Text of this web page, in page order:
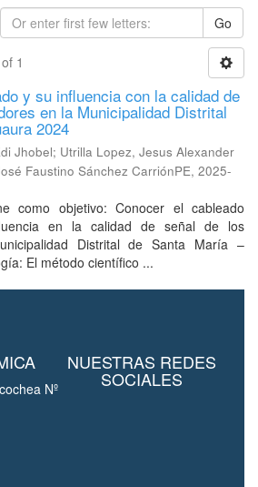
Go
1
y su influencia con la calidad de
en la Municipalidad Distrital
2024
Jhobel; Utrilla Lopez, Jesus Alexander
Faustino Sánchez CarriónPE, 2025-
como objetivo: Conocer el cableado
en la calidad de señal de los
Distrital de Santa María –
El método científico ...
Nº
NUESTRAS REDES
SOCIALES